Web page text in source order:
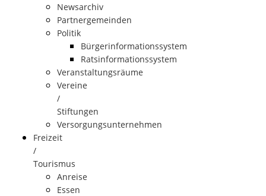
Newsarchiv
Partnergemeinden
Politik
Bürgerinformationssystem
Ratsinformationssystem
Veranstaltungsräume
Vereine
/
Stiftungen
Versorgungsunternehmen
Freizeit
/
Tourismus
Anreise
Essen